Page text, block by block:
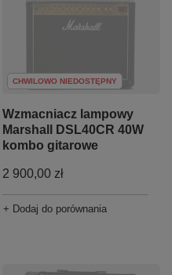
CHWILOWO NIEDOSTĘPNY
Wzmacniacz lampowy
Marshall DSL40CR 40W
kombo gitarowe
2 900,00 zł
+ Dodaj do porównania